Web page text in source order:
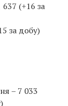
(+16 за
за добу)
– 7 033